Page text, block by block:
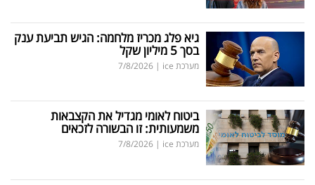
גיא פלג מכריז מלחמה: הגיש תביעת ענק
בסך 5 מיליון שקל
מערכת ice |
7/8/2026
ביטוח לאומי מגדיל את הקצבאות
משמעותית: זו הבשורה לזכאים
מערכת ice |
7/8/2026